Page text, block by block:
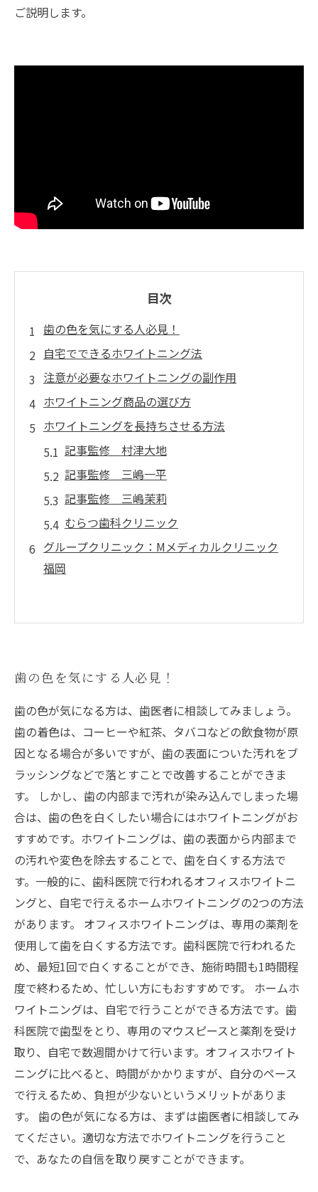
ご説明します。
目次
歯の色を気にする人必見！
自宅でできるホワイトニング法
注意が必要なホワイトニングの副作用
ホワイトニング商品の選び方
ホワイトニングを長持ちさせる方法
記事監修 村津大地
記事監修 三嶋一平
記事監修 三嶋茉莉
むらつ歯科クリニック
グループクリニック：Mメディカルクリニック
福岡
歯の色を気にする人必見！
歯の色が気になる方は、歯医者に相談してみましょう。
歯の着色は、コーヒーや紅茶、タバコなどの飲食物が原
因となる場合が多いですが、歯の表面についた汚れをブ
ラッシングなどで落とすことで改善することができま
す。 しかし、歯の内部まで汚れが染み込んでしまった場
合は、歯の色を白くしたい場合にはホワイトニングがお
すすめです。ホワイトニングは、歯の表面から内部まで
の汚れや変色を除去することで、歯を白くする方法で
す。一般的に、歯科医院で行われるオフィスホワイトニ
ングと、自宅で行えるホームホワイトニングの2つの方法
があります。 オフィスホワイトニングは、専用の薬剤を
使用して歯を白くする方法です。歯科医院で行われるた
め、最短1回で白くすることができ、施術時間も1時間程
度で終わるため、忙しい方にもおすすめです。 ホームホ
ワイトニングは、自宅で行うことができる方法です。歯
科医院で歯型をとり、専用のマウスピースと薬剤を受け
取り、自宅で数週間かけて行います。オフィスホワイト
ニングに比べると、時間がかかりますが、自分のペース
で行えるため、負担が少ないというメリットがありま
す。 歯の色が気になる方は、まずは歯医者に相談してみ
てください。適切な方法でホワイトニングを行うこと
で、あなたの自信を取り戻すことができます。